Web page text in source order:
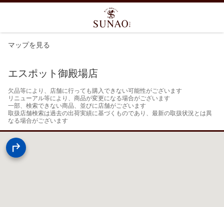
マップを見る
エスポット御殿場店
欠品等により、店舗に行っても購入できない可能性がございます
リニューアル等により、商品が変更になる場合がございます
一部、検索できない商品、並びに店舗がございます
取扱店舗検索は過去の出荷実績に基づくものであり、最新の取扱状況とは異
なる場合がございます